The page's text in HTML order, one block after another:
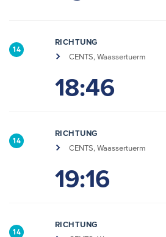
14
RICHTUNG
CENTS, Waassertuerm
18:46
14
RICHTUNG
CENTS, Waassertuerm
19:16
14
RICHTUNG